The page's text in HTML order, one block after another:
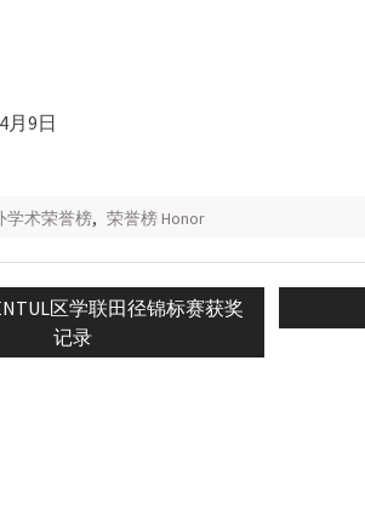
月9日
学术荣誉榜, 荣誉榜 Honor
区学联田径锦标赛获奖
记录